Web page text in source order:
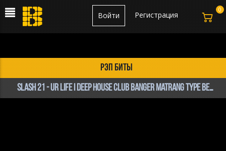
Регистрация
Войти
рэп биты
SLASH 21 - Ur Life I Deep House Club Banger Matrang Type Beat
0